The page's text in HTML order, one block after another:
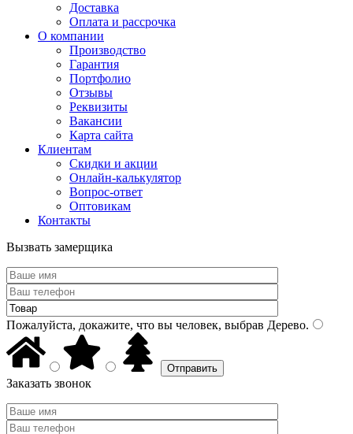
Доставка
Оплата и рассрочка
О компании
Производство
Гарантия
Портфолио
Отзывы
Реквизиты
Вакансии
Карта сайта
Клиентам
Скидки и акции
Онлайн-калькулятор
Вопрос-ответ
Оптовикам
Контакты
Вызвать замерщика
Пожалуйста, докажите, что вы человек, выбрав Дерево.
Заказать звонок